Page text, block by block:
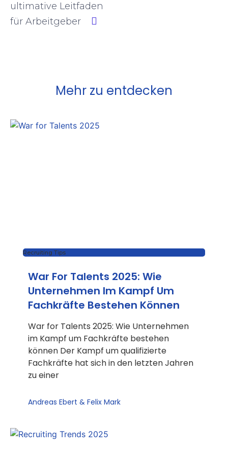
ultimative Leitfaden
für Arbeitgeber
Mehr zu entdecken
Recruiting Tips
War For Talents 2025: Wie
Unternehmen Im Kampf Um
Fachkräfte Bestehen Können
War for Talents 2025: Wie Unternehmen
im Kampf um Fachkräfte bestehen
können Der Kampf um qualifizierte
Fachkräfte hat sich in den letzten Jahren
zu einer
Andreas Ebert & Felix Mark